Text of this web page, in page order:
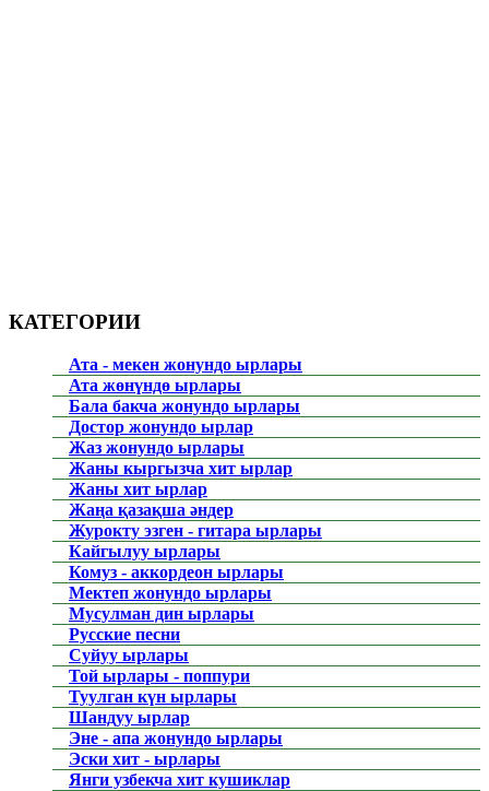
КАТЕГОРИИ
Ата - мекен жонундо ырлары
Ата жөнүндө ырлары
Бала бакча жонундо ырлары
Достор жонундо ырлар
Жаз жонундо ырлары
Жаны кыргызча хит ырлар
Жаны хит ырлар
Жаңа қазақша әндер
Журокту эзген - гитара ырлары
Кайгылуу ырлары
Комуз - аккордеон ырлары
Мектеп жонундо ырлары
Мусулман дин ырлары
Русские песни
Суйуу ырлары
Той ырлары - поппури
Туулган күн ырлары
Шандуу ырлар
Эне - апа жонундо ырлары
Эски хит - ырлары
Янги узбекча хит кушиклар